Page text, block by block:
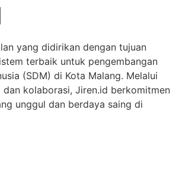
yang didirikan dengan tujuan
terbaik untuk pengembangan
(SDM) di Kota Malang. Melalui
kolaborasi, Jiren.id berkomitmen
unggul dan berdaya saing di